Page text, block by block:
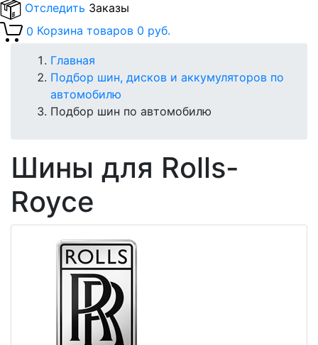
Отследить Заказы
0 Корзина товаров 0 руб.
Главная
Подбор шин, дисков и аккумуляторов по
автомобилю
Подбор шин по автомобилю
Шины для Rolls-
Royce